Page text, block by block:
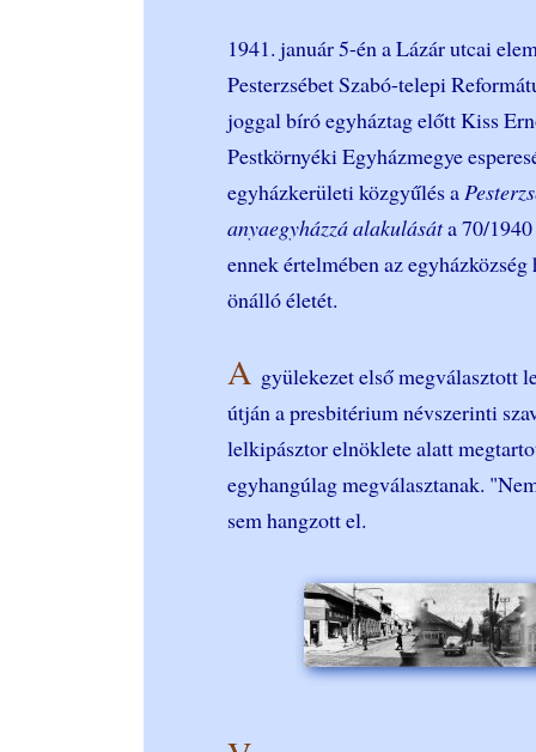
1941. január 5-én a Lázár utcai
Pesterzsébet Szabó-telepi
joggal bíró egyháztag előtt Kiss
Pestkörnyéki Egyházmegye
egyházkerületi közgyűlés a
anyaegyházzá alakulásáta 70/1940
ennek értelmében az
önálló életét.
A gyülekezet első megválasztott
útján a presbitérium névszerinti
lelkipásztor elnöklete alatt
egyhangúlag megválasztanak.
sem hangzott el.